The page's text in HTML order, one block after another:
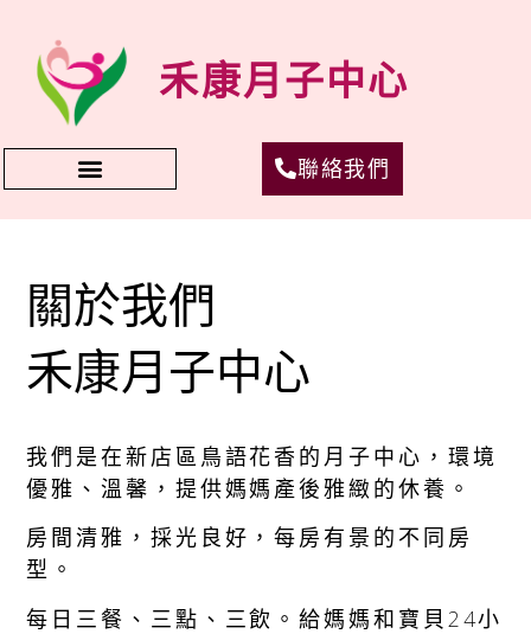
禾康月子中心
聯絡我們
關於我們
禾康月子中心
我們是在新店區鳥語花香的月子中心，環境
優雅、溫馨，提供媽媽產後雅緻的休養。
房間清雅，採光良好，每房有景的不同房
型。
每日三餐、三點、三飲。給媽媽和寶貝24小